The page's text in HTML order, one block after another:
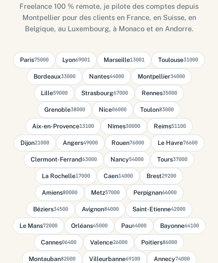
Freelance 100 % remote, je pilote des comptes depuis
Montpellier pour des clients en France, en Suisse, en
Belgique, au Luxembourg, à Monaco et en Andorre.
Paris75000 Lyon69001 Marseille13001 Toulouse31000
Bordeaux33000 Nantes44000 Montpellier34000
Lille59000 Strasbourg67000 Rennes35000
Grenoble38000 Nice06000 Toulon83000
Aix-en-Provence13100 Nîmes30000 Reims51100
Dijon21000 Angers49000 Rouen76000 Le Havre76600
Clermont-Ferrand63000 Nancy54000 Tours37000
La Rochelle17000 Caen14000 Brest29200
Amiens80000 Metz57000 Perpignan66000
Béziers34500 Avignon84000 Saint-Etienne42000
Le Mans72000 Orléans45000 Pau64000 Bayonne64100
Cannes06400 Valence26000 Poitiers86000
Montauban82000 Villeurbanne69100 Annecy74000